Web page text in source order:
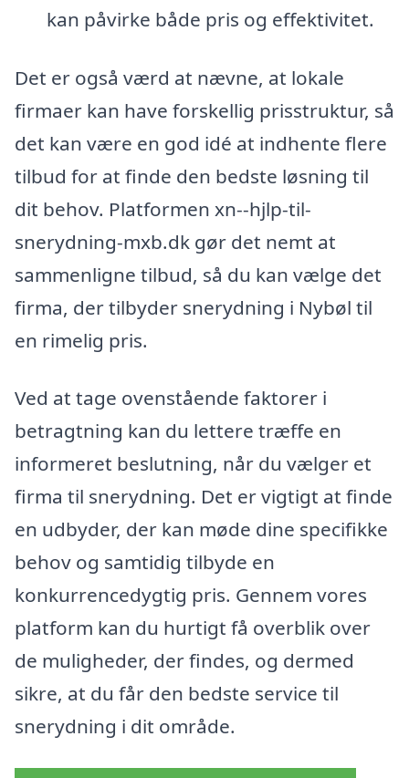
kan påvirke både pris og effektivitet.
Det er også værd at nævne, at lokale
firmaer kan have forskellig prisstruktur, så
det kan være en god idé at indhente flere
tilbud for at finde den bedste løsning til
dit behov. Platformen xn--hjlp-til-
snerydning-mxb.dk gør det nemt at
sammenligne tilbud, så du kan vælge det
firma, der tilbyder snerydning i Nybøl til
en rimelig pris.
Ved at tage ovenstående faktorer i
betragtning kan du lettere træffe en
informeret beslutning, når du vælger et
firma til snerydning. Det er vigtigt at finde
en udbyder, der kan møde dine specifikke
behov og samtidig tilbyde en
konkurrencedygtig pris. Gennem vores
platform kan du hurtigt få overblik over
de muligheder, der findes, og dermed
sikre, at du får den bedste service til
snerydning i dit område.